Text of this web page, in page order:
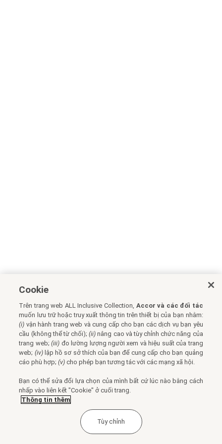
Cookie
Trên trang web ALL Inclusive Collection, Accor và các đối tác
muốn lưu trữ hoặc truy xuất thông tin trên thiết bị của bạn nhằm:
(i) vận hành trang web và cung cấp cho bạn các dịch vụ bạn yêu
cầu (không thể từ chối);(ii) nâng cao và tùy chỉnh chức năng của
trang web;(iii) đo lường lượng người xem và hiệu suất của trang
web; (iv)lập hồ sơ sở thích của bạn để cung cấp cho bạn quảng
cáo phù hợp;(v) cho phép bạn tương tác với các mạng xã hội.
Bạn có thể sửa đổi lựa chọn của mình bất cứ lúc nào bằng cách
nhấp vào liên kết "Cookie" ở cuối trang.
Thông tin thêm
Tùy chỉnh